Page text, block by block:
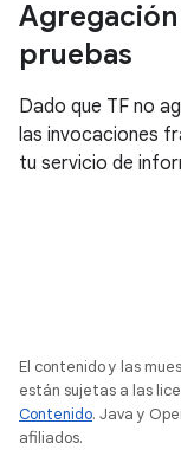
pruebas
Dado que TF no
las invocaciones
tu servicio de
El contenido y las
están sujetas a las
Contenido. Java y
afiliados.